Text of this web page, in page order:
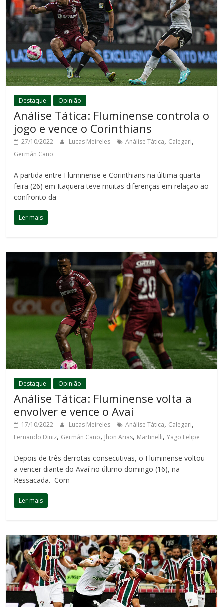
Destaque Opinião
Análise Tática: Fluminense controla o
jogo e vence o Corinthians
27/10/2022 Lucas Meireles Análise Tática, Calegari,
Germán Cano
A partida entre Fluminense e Corinthians na última quarta-
feira (26) em Itaquera teve muitas diferenças em relação ao
confronto da
Ler mais
Destaque Opinião
Análise Tática: Fluminense volta a
envolver e vence o Avaí
17/10/2022 Lucas Meireles Análise Tática, Calegari,
Fernando Diniz, Germán Cano, Jhon Arias, Martinelli,Yago Felipe
Depois de três derrotas consecutivas, o Fluminense voltou
a vencer diante do Avaí no último domingo (16), na
Ressacada. Com
Ler mais